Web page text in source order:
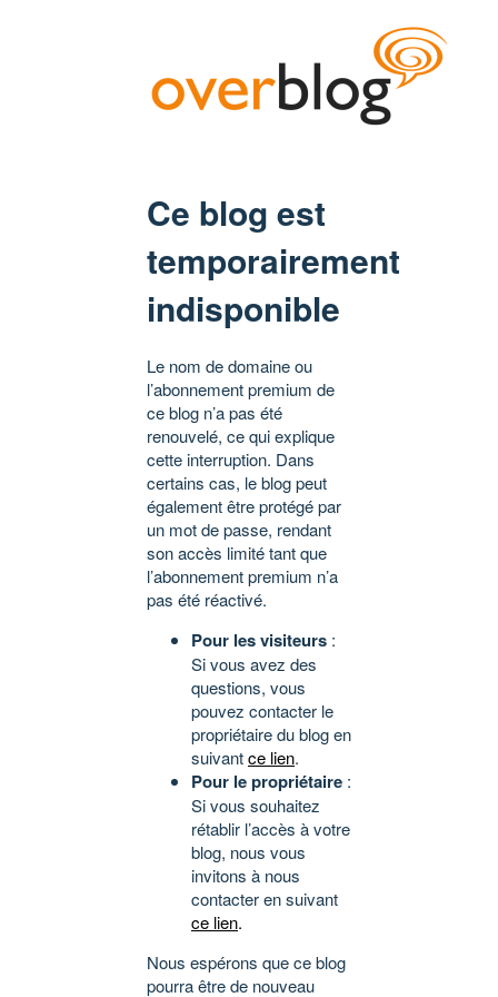
Ce blog est
temporairement
indisponible
Le nom de domaine ou
l’abonnement premium de
ce blog n’a pas été
renouvelé, ce qui explique
cette interruption. Dans
certains cas, le blog peut
également être protégé par
un mot de passe, rendant
son accès limité tant que
l’abonnement premium n’a
pas été réactivé.
Pour les visiteurs :
Si vous avez des
questions, vous
pouvez contacter le
propriétaire du blog en
suivantce lien.
Pour le propriétaire :
Si vous souhaitez
rétablir l’accès à votre
blog, nous vous
invitons à nous
contacter en suivant
ce lien.
Nous espérons que ce blog
pourra être de nouveau